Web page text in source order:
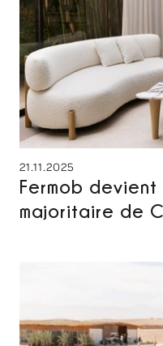
21.11.2025
Fermob
majoritaire de